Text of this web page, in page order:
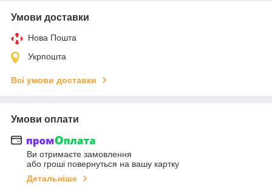
Умови доставки
Нова Пошта
Укрпошта
Всі умови доставки
Умови оплати
Ви отримаєте замовлення
або гроші повернуться на вашу картку
Детальніше